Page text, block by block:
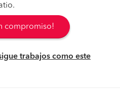
compromiso!
trabajos como este